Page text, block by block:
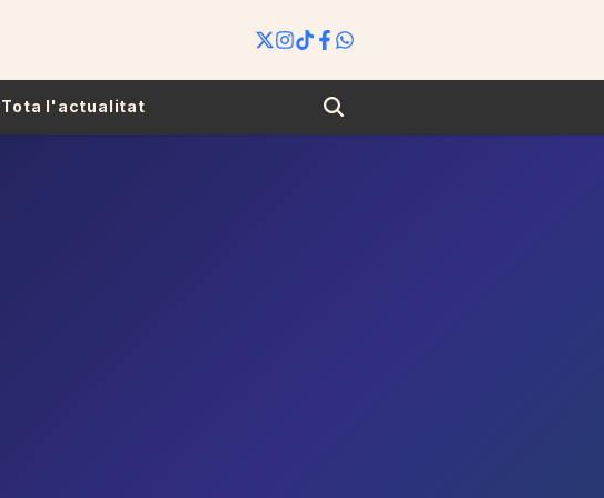
Tota l'actualitat Search